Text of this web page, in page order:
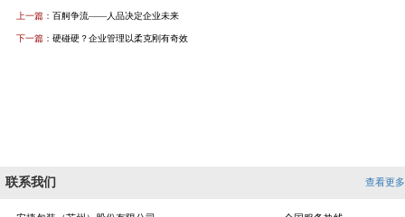
上一篇： 百舸争流——人品决定企业未来
下一篇： 硬碰硬？企业管理以柔克刚有奇效
联系我们 查看更多